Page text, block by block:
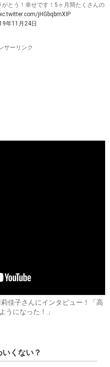
とう！幸せです！5ヶ月間たくさんの
jHGbqbmXIP
年11月24日
サーリンク
佳子さんにインタビュー！「高
うになった！」
くない？